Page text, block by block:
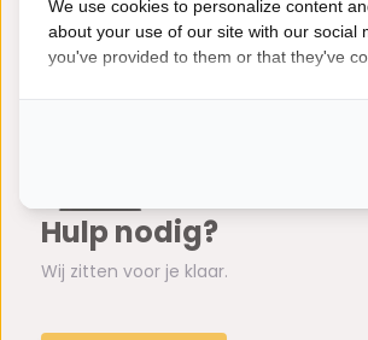
Hulp nodig?
Wij zitten voor je klaar.
We use cookies to personalize content
about your use of our site with our social
you've provided to them or that they've